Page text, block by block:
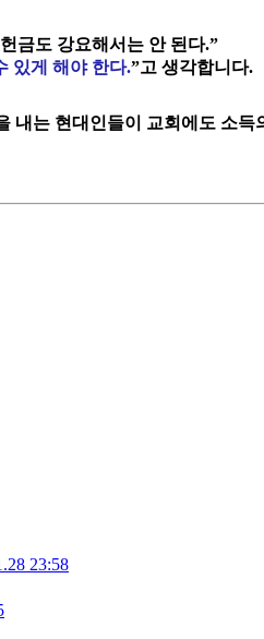
금도 강요해서는 안 된다.”
있게 해야 한다.”고 생각합니다.
는 현대인들이 교회에도 소
23:58